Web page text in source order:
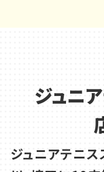
ジュニ
ジュニアテニス